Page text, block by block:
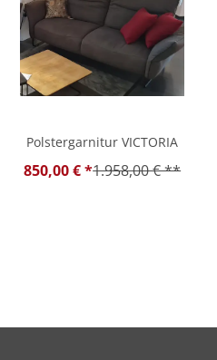
Polstergarnitur VICTORIA
850,00 € *1.958,00 € **